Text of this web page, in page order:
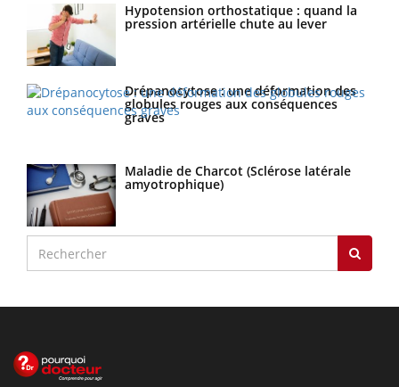
Hypotension orthostatique : quand la
pression artérielle chute au lever
Drépanocytose : une déformation des
globules rouges aux conséquences
graves
Maladie de Charcot (Sclérose latérale
amyotrophique)